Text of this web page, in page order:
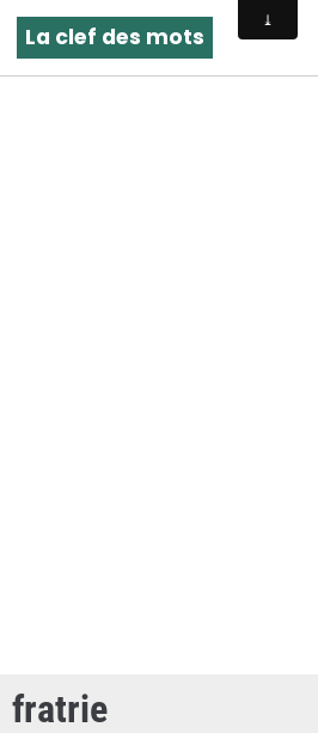
La clef des mots
fratrie